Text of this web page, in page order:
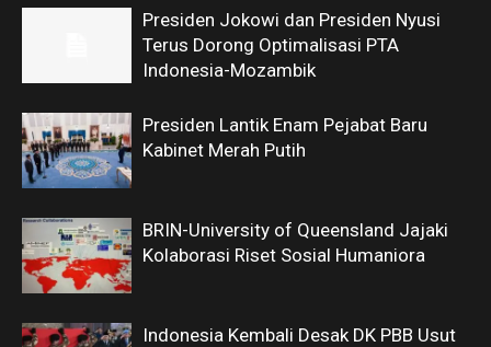
Presiden Jokowi dan Presiden Nyusi
Terus Dorong Optimalisasi PTA
Indonesia-Mozambik
Presiden Lantik Enam Pejabat Baru
Kabinet Merah Putih
BRIN-University of Queensland Jajaki
Kolaborasi Riset Sosial Humaniora
Indonesia Kembali Desak DK PBB Usut